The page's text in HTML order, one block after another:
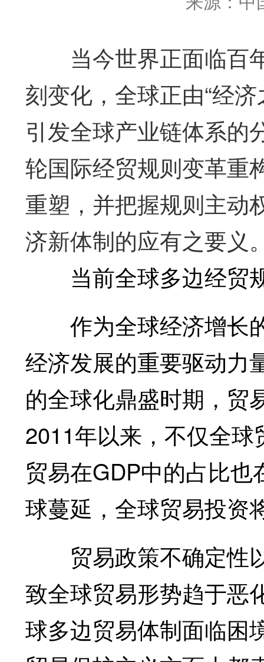
当今世界正面临百
刻变化，全球正由“经济
引发全球产业链体系的
轮国际经贸规则变革重
重塑，并把握规则主动
济新体制的应有之要义
当前全球多边经贸
作为全球经济增长的
经济发展的重要驱动力
的全球化鼎盛时期，贸
2011年以来，不仅全
贸易在GDP中的占比
球蔓延，全球贸易投资
贸易政策不确定性
致全球贸易形势趋于恶
球多边贸易体制面临困